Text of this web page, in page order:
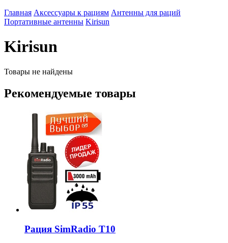
Главная Аксессуары к рациям Антенны для раций
Портативные антенны Kirisun
Kirisun
Товары не найдены
Рекомендуемые товары
Рация SimRadio T10